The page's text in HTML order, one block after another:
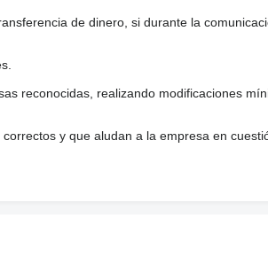
de dinero, si durante la
reconocidas, realizando modificaciones
y que aludan a la empresa en